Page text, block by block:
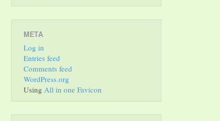
META
Log in
Entries feed
Comments feed
WordPress.org
Using All in one Favicon